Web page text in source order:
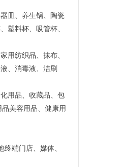
皿、养生锅、陶瓷
塑料杯、吸管杯、
用纺织品、抹布、
、消毒液、洁刷
用品、收藏品、包
美容用品、健康用
端门店、媒体、